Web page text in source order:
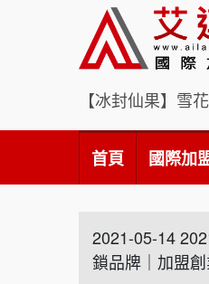
首頁 國際加
2021-05-14
鎖品牌｜加盟